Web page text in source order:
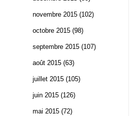
novembre 2015 (102)
octobre 2015 (98)
septembre 2015 (107)
août 2015 (63)
juillet 2015 (105)
juin 2015 (126)
mai 2015 (72)